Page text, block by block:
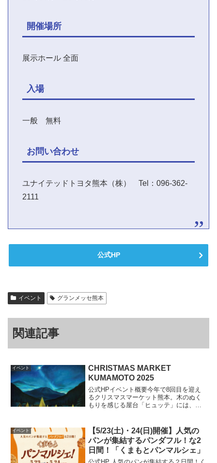
開催場所
展示ホール 全面
入場
一般 無料
お問い合わせ
ユナイテッドトヨタ熊本（株） Tel：096-362-
2111
公式HP
イベント グランメッセ熊本
関連記事
イベント
CHRISTMAS MARKET
KUMAMOTO 2025
公式HPイベント概要今年で8回目を迎え
るクリスマスマーケット熊本。木のぬく
もりを感じる屋台「ヒュッテ」には、温
た竹あかりが灯り、やさしい光に包まれ
た心温まる空間が広がり...
イベント
【5/23(土)・24(日)開催】人気の
パンが集結するパンダフル！な2
日間！「くまもとパンマルシェ」